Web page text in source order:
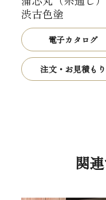
渋古色塗
電子カタログ
注文・お見積もり
関